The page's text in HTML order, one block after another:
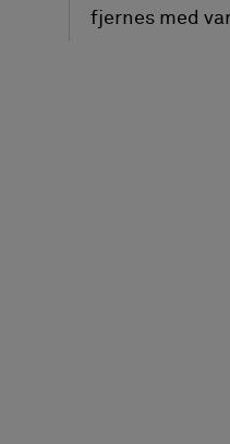
fjernes med